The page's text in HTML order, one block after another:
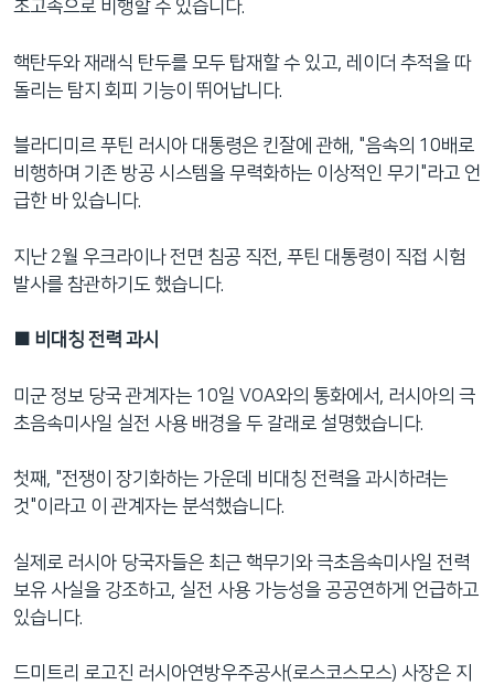
초고속으로 비행할 수 있습니다.
핵탄두와 재래식 탄두를 모두 탑재할 수 있고, 레이더 추적을 따
돌리는 탐지 회피 기능이 뛰어납니다.
블라디미르 푸틴 러시아 대통령은 킨잘에 관해, "음속의 10배로
비행하며 기존 방공 시스템을 무력화하는 이상적인 무기"라고 언
급한 바 있습니다.
지난 2월 우크라이나 전면 침공 직전, 푸틴 대통령이 직접 시험
발사를 참관하기도 했습니다.
■ 비대칭 전력 과시
미군 정보 당국 관계자는 10일 VOA와의 통화에서, 러시아의 극
초음속미사일 실전 사용 배경을 두 갈래로 설명했습니다.
첫째, "전쟁이 장기화하는 가운데 비대칭 전력을 과시하려는
것"이라고 이 관계자는 분석했습니다.
실제로 러시아 당국자들은 최근 핵무기와 극초음속미사일 전력
보유 사실을 강조하고, 실전 사용 가능성을 공공연하게 언급하고
있습니다.
드미트리 로고진 러시아연방우주공사(로스코스모스) 사장은 지